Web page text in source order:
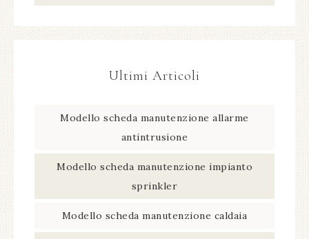
Ultimi Articoli
Modello scheda manutenzione allarme
antintrusione​
Modello scheda manutenzione impianto
sprinkler​
Modello scheda manutenzione caldaia​